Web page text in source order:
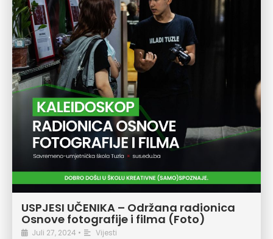
USPJESI UČENIKA – Održana radionica
Osnove fotografije i filma (Foto)
Juli 27, 2024 • Vijesti